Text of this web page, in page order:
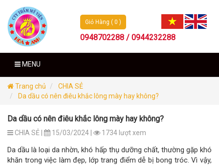
Giỏ Hàng ( 0 )
0948702288 / 0944232288
MENU
Trang chủ
CHIA SẺ
Da dầu có nên điêu khắc lông mày hay không?
Da dầu có nên điêu khắc lông mày hay không?
CHIA SẺ | 15/03/2024 | 1734 lượt xem
Da dầu là loại da nhờn, khó hấp thụ dưỡng chất, thường gặp khó
khăn trong việc làm đẹp, lớp trang điểm dễ bị bong tróc. Vì vậy,